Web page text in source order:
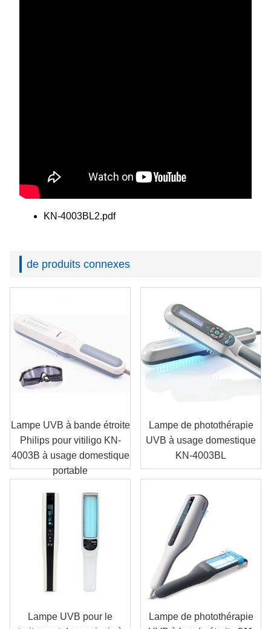
KN-4003BL2.pdf
de produits connexes
Lampe UVB à bande étroite
Philips pour vitiligo KN-
4003B à usage domestique
portable
Lampe de photothérapie
UVB à usage domestique
KN-4003BL
Lampe UVB pour le
Lampe de photothérapie